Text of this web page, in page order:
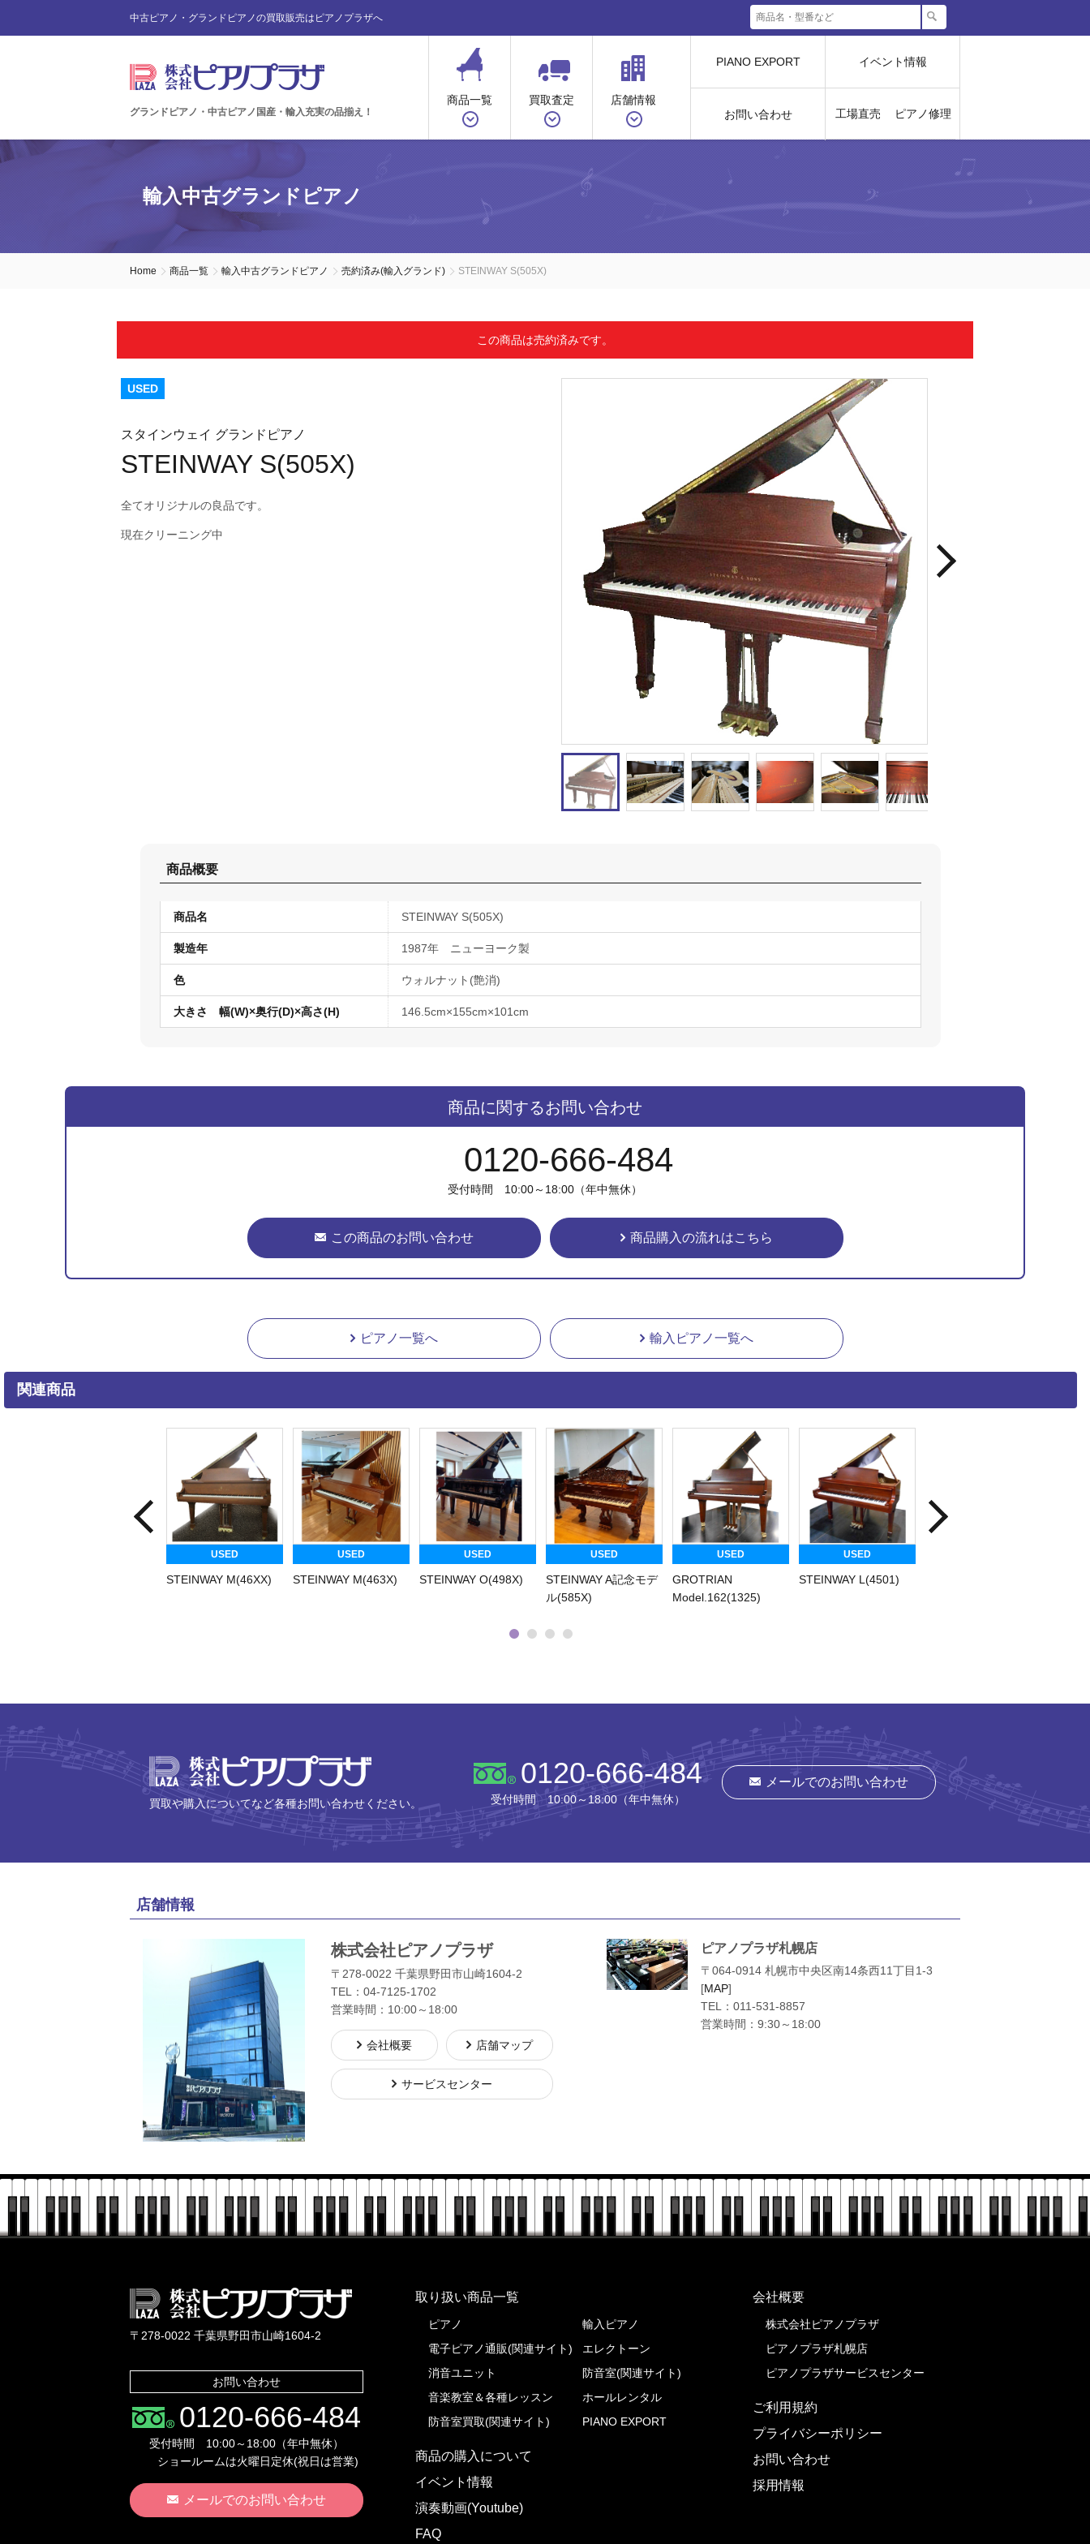
中古ピアノ・グランドピアノの買取販売はピアノプラザへ
グランドピアノ・中古ピアノ国産・輸入充実の品揃え！
商品一覧 買取査定 店舗情報
PIANO EXPORT
お問い合わせ
イベント情報
工場直売 ピアノ修理
輸入中古グランドピアノ
Home 商品一覧 輸入中古グランドピアノ 売約済み(輸入グランド) STEINWAY S(505X)
この商品は売約済みです。
USED
スタインウェイ グランドピアノ
STEINWAY S(505X)
全てオリジナルの良品です。
現在クリーニング中
商品概要
商品名 STEINWAY S(505X)
製造年 1987年 ニューヨーク製
色 ウォルナット(艶消)
大きさ 幅(W)×奥行(D)×高さ(H) 146.5cm×155cm×101cm
商品に関するお問い合わせ
0120-666-484
受付時間 10:00～18:00（年中無休）
この商品のお問い合わせ 商品購入の流れはこちら
ピアノ一覧へ 輸入ピアノ一覧へ
関連商品
USED
STEINWAY M(46XX)
USED
STEINWAY M(463X)
USED
STEINWAY O(498X)
USED
STEINWAY A記念モデ
ル(585X)
USED
GROTRIAN
Model.162(1325)
USED
STEINWAY L(4501)
株式会社ピアノプラザ
買取や購入についてなど各種お問い合わせください。
0120-666-484
受付時間 10:00～18:00（年中無休）
メールでのお問い合わせ
店舗情報
株式会社ピアノプラザ
〒278-0022 千葉県野田市山崎1604-2
TEL： 04-7125-1702
営業時間：10:00～18:00
会社概要 店舗マップ
サービスセンター
ピアノプラザ札幌店
〒064-0914 札幌市中央区南14条西11丁目1-3
[MAP]
TEL： 011-531-8857
営業時間：9:30～18:00
株式会社ピアノプラザ
〒278-0022 千葉県野田市山崎1604-2
お問い合わせ
0120-666-484
受付時間 10:00～18:00（年中無休）
ショールームは火曜日定休(祝日は営業)
メールでのお問い合わせ
取り扱い商品一覧
ピアノ
輸入ピアノ
電子ピアノ通販(関連サイト)
エレクトーン
消音ユニット
防音室(関連サイト)
音楽教室＆各種レッスン
ホールレンタル
防音室買取(関連サイト)
PIANO EXPORT
商品の購入について
イベント情報
演奏動画(Youtube)
FAQ
会社概要
株式会社ピアノプラザ
ピアノプラザ札幌店
ピアノプラザサービスセンター
ご利用規約
プライバシーポリシー
お問い合わせ
採用情報